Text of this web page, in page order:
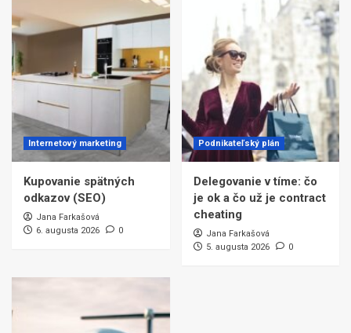
Internetový marketing
Kupovanie spätných
odkazov (SEO)
Jana Farkašová
6. augusta 2026
0
Podnikateľský plán
Delegovanie v tíme: čo
je ok a čo už je contract
cheating
Jana Farkašová
5. augusta 2026
0